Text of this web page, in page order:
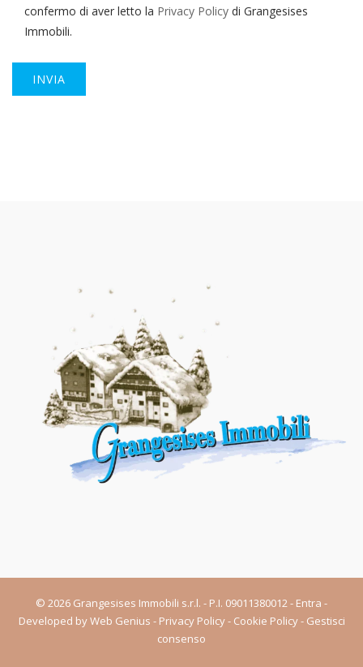
confermo di aver letto la Privacy Policy di Grangesises
Immobili.
© 2026 Grangesises Immobili s.r.l. - P.I. 09011380012 - Entra -
Developed byWeb Genius - Privacy Policy- Cookie Policy- Gestisci
consenso